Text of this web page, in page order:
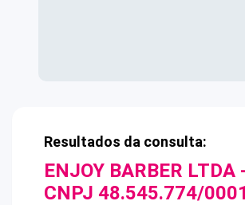
Resultados da consulta:
ENJOY BARBER LTDA
CNPJ 48.545.774/